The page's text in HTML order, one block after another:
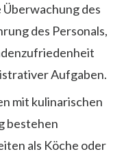
Überwachung des
des Personals,
Aufgaben.
mit kulinarischen
bestehen
als Köche oder